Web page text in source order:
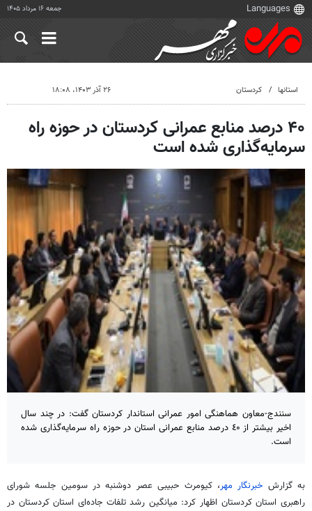
جمعه ۱۶ مرداد ۱۴۰۵
استانها کردستان ۲۶ آذر ۱۴۰۳، ۱۸:۰۸
۴۰ درصد منابع عمرانی کردستان در حوزه راه
سرمایه‌گذاری شده است
سنندج-معاون هماهنگی امور عمرانی استاندار کردستان گفت: در چند سال
اخیر بیشتر از ٤۰ درصد منابع عمرانی استان در حوزه راه سرمایه‌گذاری شده
است.
به گزارش خبرنگار مهر، کیومرث حبیبی عصر دوشنبه در سومین جلسه شورای
راهبری استان کردستان اظهار کرد: میانگین رشد تلفات جاده‌ای استان کردستان در